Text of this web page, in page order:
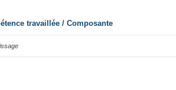
travaillée / Composante